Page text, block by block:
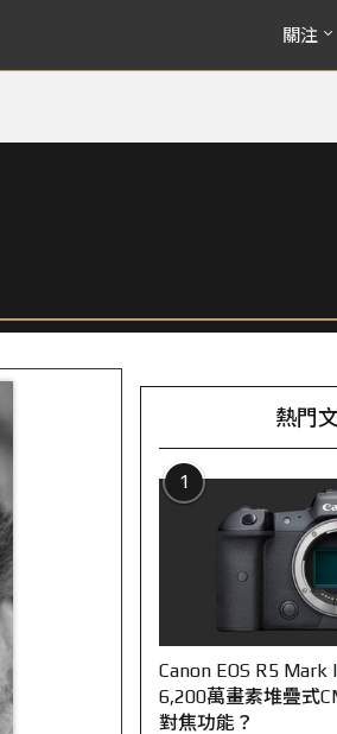
關注
熱門
1
Canon EOS R5 Mark
6,200萬畫素堆疊式
對焦功能？